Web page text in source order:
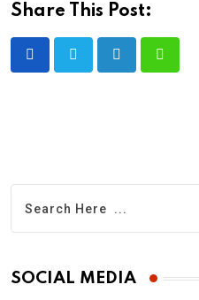
Share This Post:
SOCIAL MEDIA